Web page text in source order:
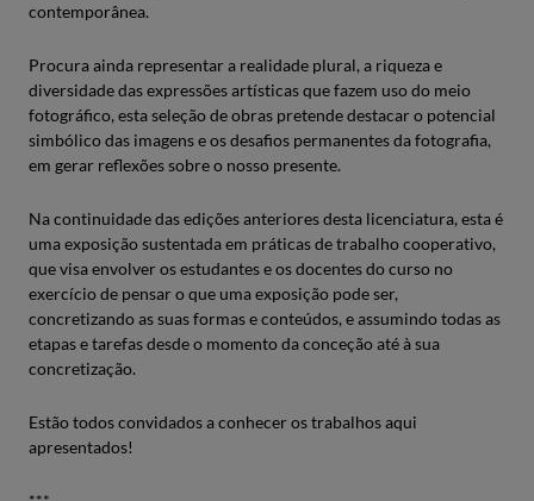
contemporânea.
Procura ainda representar a realidade plural, a riqueza e
diversidade das expressões artísticas que fazem uso do meio
fotográfico, esta seleção de obras pretende destacar o potencial
simbólico das imagens e os desafios permanentes da fotografia,
em gerar reflexões sobre o nosso presente.
Na continuidade das edições anteriores desta licenciatura, esta é
uma exposição sustentada em práticas de trabalho cooperativo,
que visa envolver os estudantes e os docentes do curso no
exercício de pensar o que uma exposição pode ser,
concretizando as suas formas e conteúdos, e assumindo todas as
etapas e tarefas desde o momento da conceção até à sua
concretização.
Estão todos convidados a conhecer os trabalhos aqui
apresentados!